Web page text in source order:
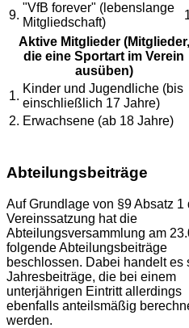
9.
"VfB forever" (lebenslange
Mitgliedschaft)
Aktive Mitglieder (Mitglieder,
die eine Sportart im Verein
ausüben)
1.
Kinder und Jugendliche (bis
einschließlich 17 Jahre)
2. Erwachsene (ab 18 Jahre)
Abteilungsbeiträge
Auf Grundlage von §9 Absatz 1
Vereinssatzung hat die
Abteilungsversammlung am
folgende Abteilungsbeiträge
beschlossen. Dabei handelt es
Jahresbeiträge, die bei einem
unterjährigen Eintritt allerdings
ebenfalls anteilsmäßig
werden.